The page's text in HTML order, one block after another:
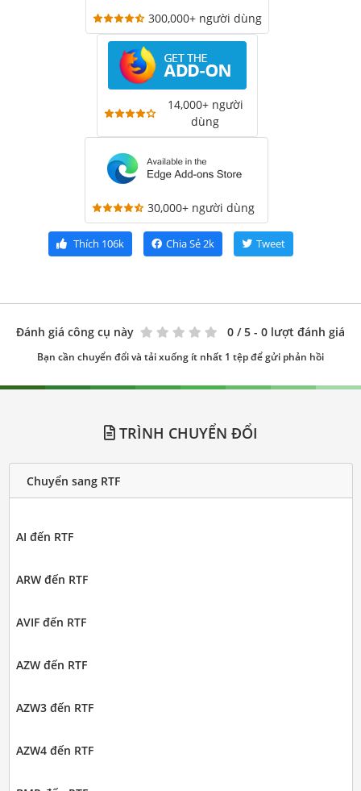
300,000+ người dùng
14,000+ người
dùng
30,000+ người dùng
Thích 106k Chia Sẻ2k Tweet
Đánh giá công cụ này 0 / 5 - 0 lượt đánh giá
Bạn cần chuyển đổi và tải xuống ít nhất 1 tệp để gửi phản hồi
TRÌNH CHUYỂN ĐỔI
Chuyển sang RTF
AI đến RTF
ARW đến RTF
AVIF đến RTF
AZW đến RTF
AZW3 đến RTF
AZW4 đến RTF